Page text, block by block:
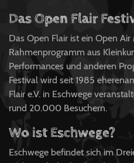
Das Open Flair
Das Open Flair ist ein Open
Rahmenprogramm aus
Performances und anderen
Festival wird seit 1985
Flair e.V. in Eschwege
rund 20.000 Besuchern.
Wo ist Eschwege?
Eschwege befindet sich im